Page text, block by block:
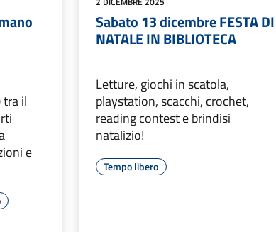
tra il
e
Sabato 13 dicembre FESTA DI
NATALE IN BIBLIOTECA
Letture, giochi in scatola,
playstation, scacchi, crochet,
reading contest e brindisi
natalizio!
Tempo libero